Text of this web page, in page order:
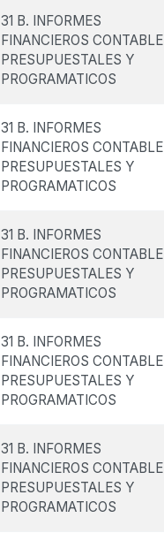
31 B. INFORMES
FINANCIEROS
PRESUPUESTALES Y
PROGRAMATICOS
31 B. INFORMES
FINANCIEROS
PRESUPUESTALES Y
PROGRAMATICOS
31 B. INFORMES
FINANCIEROS
PRESUPUESTALES Y
PROGRAMATICOS
31 B. INFORMES
FINANCIEROS
PRESUPUESTALES Y
PROGRAMATICOS
31 B. INFORMES
FINANCIEROS
PRESUPUESTALES Y
PROGRAMATICOS